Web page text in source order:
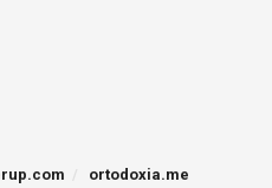
ortodoxia.me